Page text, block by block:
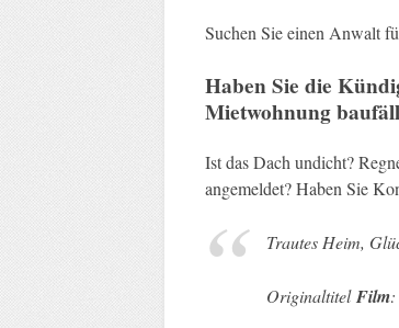
Suchen Sie einen Anwalt
Haben Sie die
Mietwohnung
Ist das Dach undicht?
angemeldet? Haben Sie
Trautes Heim,
OriginaltitelFilm: